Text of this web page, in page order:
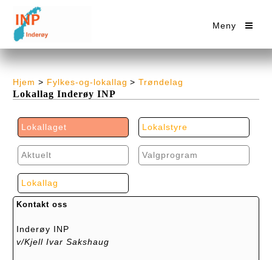
Meny
Hjem > Fylkes-og-lokallag >Trøndelag
Lokallag Inderøy INP
Lokallaget Lokalstyre
Aktuelt Valgprogram
Lokallag
Kontakt oss
Inderøy INP
v/Kjell Ivar Sakshaug